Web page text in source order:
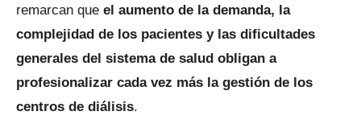
remarcan que el aumento de la demanda, la
complejidad de los pacientes y las dificultades
generales del sistema de salud obligan a
profesionalizar cada vez más la gestión de los
centros de diálisis.